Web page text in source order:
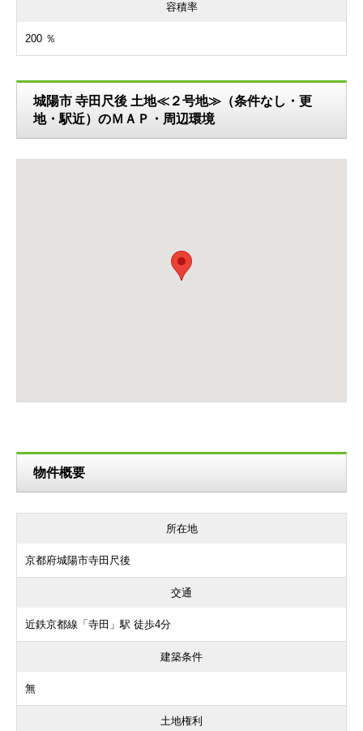
容積率
200 ％
城陽市 寺田尺後 土地≪２号地≫（条件なし・更
地・駅近）のＭＡＰ・周辺環境
物件概要
所在地
京都府城陽市寺田尺後
交通
近鉄京都線「寺田」駅 徒歩4分
建築条件
無
土地権利